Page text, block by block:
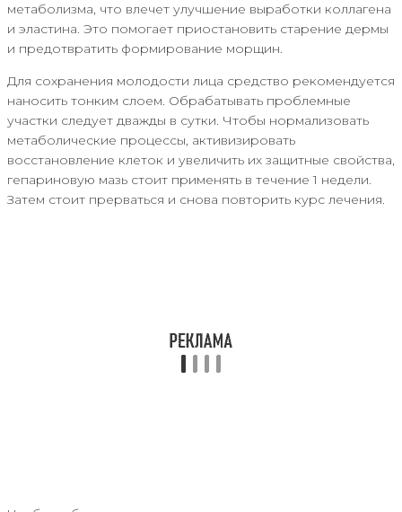
метаболизма, что влечет улучшение выработки коллагена
и эластина. Это помогает приостановить старение дермы
и предотвратить формирование морщин.
Для сохранения молодости лица средство рекомендуется
наносить тонким слоем. Обрабатывать проблемные
участки следует дважды в сутки. Чтобы нормализовать
метаболические процессы, активизировать
восстановление клеток и увеличить их защитные свойства,
гепариновую мазь стоит применять в течение 1 недели.
Затем стоит прерваться и снова повторить курс лечения.